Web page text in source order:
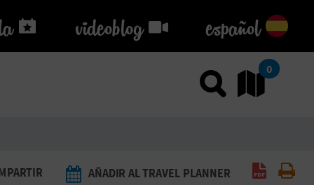
videoblog
videoblog español
Usar el
0
AÑADIR AL TRAVEL PLANNER Generar